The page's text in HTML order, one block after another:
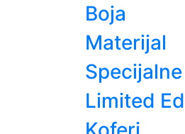
Boja
Materijal
Limited